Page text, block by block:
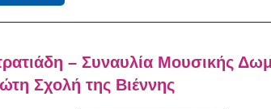
– Συναυλία Μουσικής
Σχολή της Βιέννης